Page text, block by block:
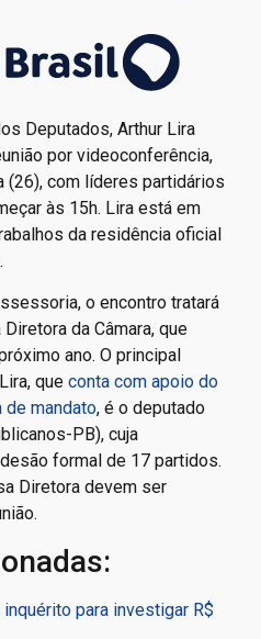
Deputados, Arthur Lira
por videoconferência,
(26), com líderes partidários
às 15h. Lira está em
da residência oficial
o encontro tratará
da Câmara, que
ano. O principal
que conta com apoio do
mandato, é o deputado
PB), cuja
formal de 17 partidos.
Diretora devem ser
para investigar R$